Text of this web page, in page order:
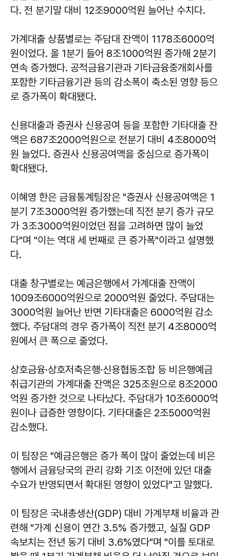
다. 전 분기말 대비 12조9000억원 늘어난 수치다.
가계대출 상품별로는 주담대 잔액이 1178조6000억
원이었다. 올 1분기 들어 8조1000억원 증가해 2분기
연속 증가했다. 공적금융기관과 기타금융중개회사를
포함한 기타금융기관 등의 감소폭이 축소된 영향 등으
로 증가폭이 확대됐다.
신용대출과 증권사 신용공여 등을 포함한 기타대출 잔
액은 687조2000억원으로 전분기 대비 4조8000억
원 늘었다. 증권사 신용공여액을 중심으로 증가폭이
확대됐다.
이혜영 한은 금융통계팀장은 "증권사 신용공여액은 1
분기 7조3000억원 증가했는데 직전 분기 증가 규모
가 3조3000억원이었던 점을 고려하면 많이 늘었
다"며 "이는 역대 세 번째로 큰 증가폭"이라고 설명했
다.
대출 창구별로는 예금은행에서 가계대출 잔액이
1009조6000억원으로 2000억원 줄었다. 주담대는
3000억원 늘어난 반면 기타대출은 6000억원 감소
했다. 주담대의 경우 증가폭이 직전 분기 4조8000억
원에서 큰 폭으로 줄었다.
상호금융·상호저축은행·신용협동조합 등 비은행예금
취급기관의 가계대출 잔액은 325조원으로 8조2000
억원 증가한 것으로 나타났다. 주담대가 10조6000억
원이나 급증한 영향이다. 기타대출은 2조5000억원
감소했다.
이 팀장은 "예금은행은 증가 폭이 많이 줄었는데 비은
행에서 금융당국의 관리 강화 기조 이전에 있던 대출
수요가 반영되면서 확대된 영향이 있었다"고 말했다.
이 팀장은 국내총생산(GDP) 대비 가계부채 비율과 관
련해 "가계 신용이 연간 3.5% 증가했고, 실질 GDP
속보치는 전년 동기 대비 3.6%였다"며 "이를 토대로